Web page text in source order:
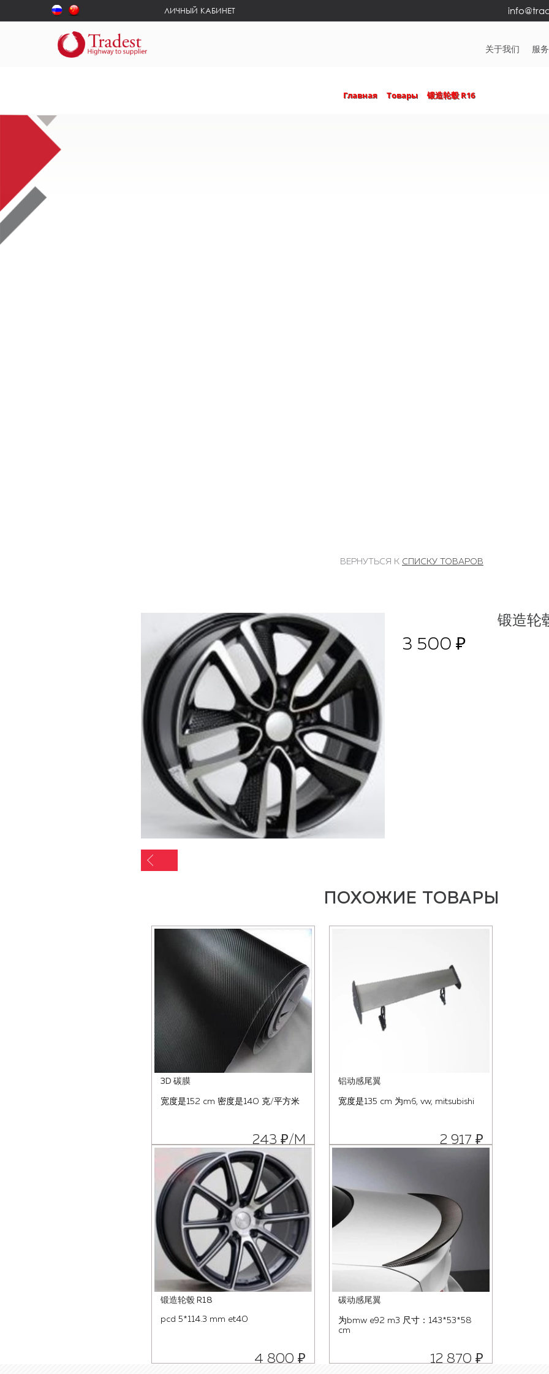
ЛИЧНЫЙ КАБИНЕТ
关于我们 服务
Главная Товары 锻造轮毂 R16
ВЕРНУТЬСЯ К СПИСКУ ТОВАРОВ
锻造轮
3 500 ₽
ПОХОЖИЕ ТОВАРЫ
3D 碳膜
宽度是152 cm 密度是140 克/平方米
243 ₽/М
铝动感尾翼
宽度是135 cm 为m6, vw, mitsubishi
2 917 ₽
锻造轮毂 R18
pcd 5*114.3 mm et40
4 800 ₽
碳动感尾翼
为bmw e92 m3 尺寸：143*53*58
cm
12 870 ₽